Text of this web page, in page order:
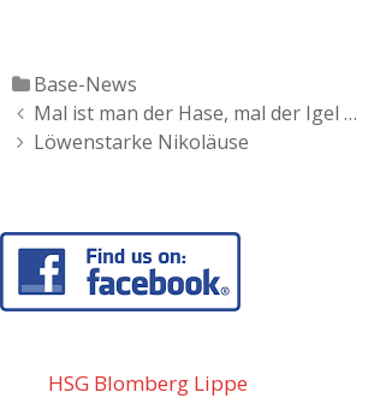
Katgeorien
Base-News
Artikel-
Navigation
Mal ist man der Hase, mal der Igel …
Löwenstarke Nikoläuse
HSG Blomberg Lippe